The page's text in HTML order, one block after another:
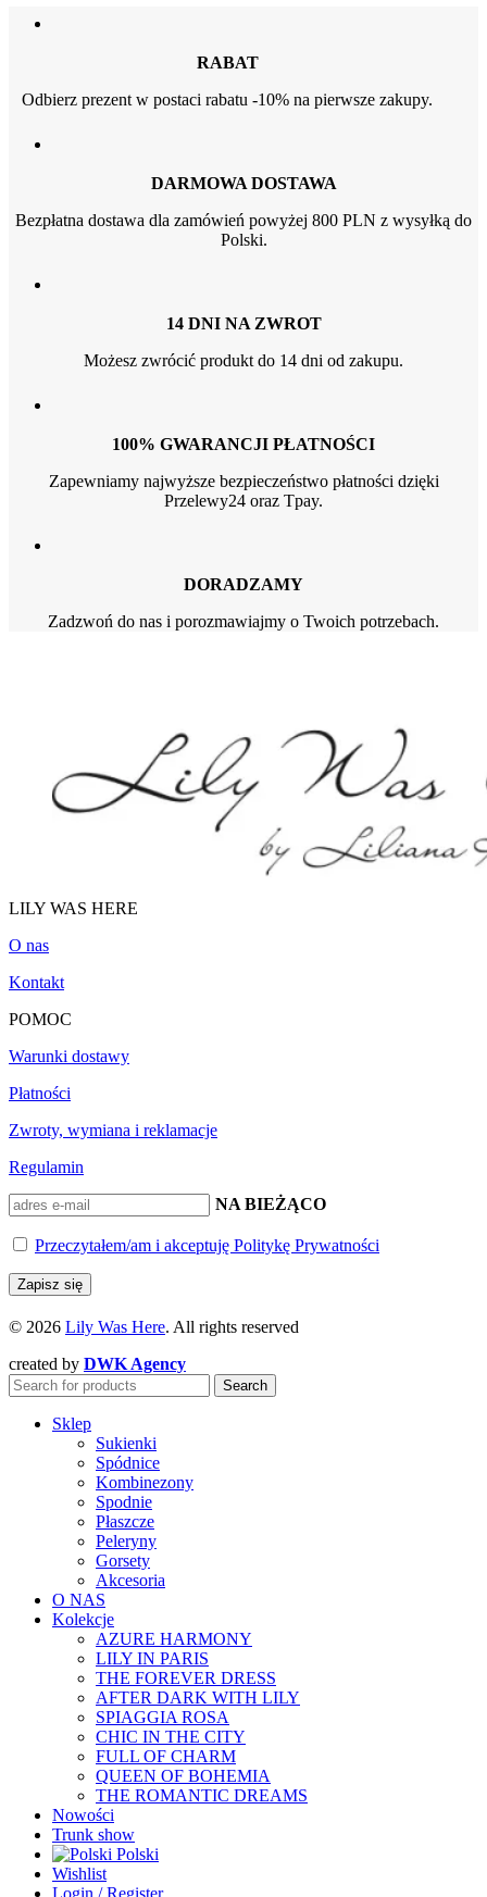
RABAT
Odbierz prezent w postaci rabatu -10% na pierwsze zakupy.
DARMOWA DOSTAWA
Bezpłatna dostawa dla zamówień powyżej 800 PLN z wysyłką do
Polski.
14 DNI NA ZWROT
Możesz zwrócić produkt do 14 dni od zakupu.
100% GWARANCJI PŁATNOŚCI
Zapewniamy najwyższe bezpieczeństwo płatności dzięki
Przelewy24 oraz Tpay.
DORADZAMY
Zadzwoń do nas i porozmawiajmy o Twoich potrzebach.
LILY WAS HERE
O nas
Kontakt
POMOC
Warunki dostawy
Płatności
Zwroty, wymiana i reklamacje
Regulamin
BĄDŹ NA BIEŻĄCO
Przeczytałem/am i akceptuję Politykę Prywatności
© 2026 Lily Was Here. All rights reserved
created by DWK Agency
Search
Sklep
Sukienki
Spódnice
Kombinezony
Spodnie
Płaszcze
Peleryny
Gorsety
Akcesoria
O NAS
Kolekcje
AZURE HARMONY
LILY IN PARIS
THE FOREVER DRESS
AFTER DARK WITH LILY
SPIAGGIA ROSA
CHIC IN THE CITY
FULL OF CHARM
QUEEN OF BOHEMIA
THE ROMANTIC DREAMS
Nowości
Trunk show
Polski
Wishlist
Login / Register